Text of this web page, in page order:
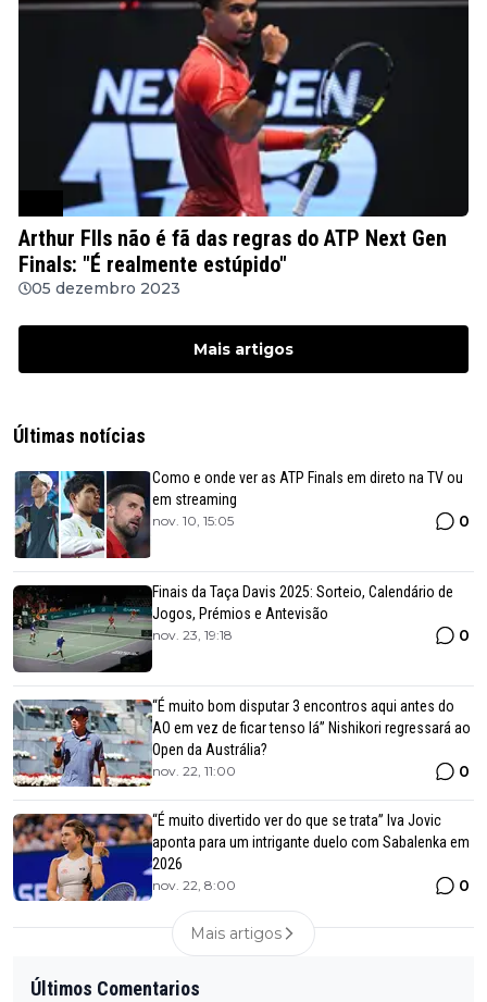
Arthur FIls não é fã das regras do ATP Next Gen
Finals: "É realmente estúpido"
05 dezembro 2023
Mais artigos
Últimas notícias
Como e onde ver as ATP Finals em direto na TV ou
em streaming
nov. 10, 15:05 0
Finais da Taça Davis 2025: Sorteio, Calendário de
Jogos, Prémios e Antevisão
nov. 23, 19:18 0
“É muito bom disputar 3 encontros aqui antes do
AO em vez de ficar tenso lá” Nishikori regressará ao
Open da Austrália?
nov. 22, 11:00 0
“É muito divertido ver do que se trata” Iva Jovic
aponta para um intrigante duelo com Sabalenka em
2026
nov. 22, 8:00 0
Mais artigos
Últimos Comentarios